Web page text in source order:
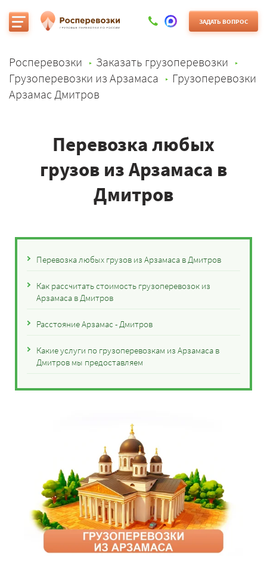
ЗАДАТЬ ВОПРОС
Росперевозки
Заказать грузоперевозки
Грузоперевозки из Арзамаса
Грузоперевозки
Арзамас Дмитров
Перевозка любых
грузов из Арзамаса в
Дмитров
Перевозка любых грузов из Арзамаса в Дмитров
Как рассчитать стоимость грузоперевозок из
Арзамаса в Дмитров
Расстояние Арзамас - Дмитров
Какие услуги по грузоперевозкам из Арзамаса в
Дмитров мы предоставляем